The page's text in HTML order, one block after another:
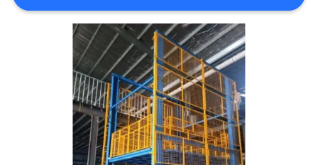
NOUVELLES
DEMANDEZ
UN DEVIS